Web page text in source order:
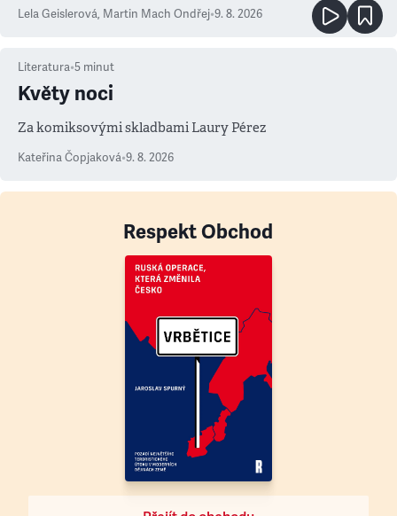
Lela Geislerová, Martin Mach Ondřej•9. 8. 2026
Literatura•5 minut
Květy noci
Za komiksovými skladbami Laury Pérez
Kateřina Čopjaková•9. 8. 2026
Respekt Obchod